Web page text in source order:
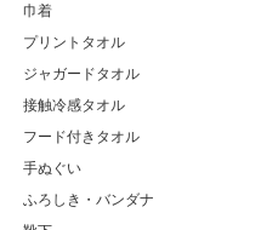
巾着
プリントタオル
ジャガードタオル
接触冷感タオル
フード付きタオル
手ぬぐい
ふろしき・バンダナ